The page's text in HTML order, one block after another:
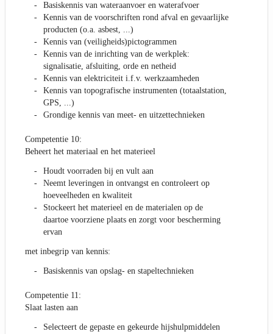
Basiskennis van wateraanvoer en waterafvoer
Kennis van de voorschriften rond afval en gevaarlijke
producten (o.a. asbest, ...)
Kennis van (veiligheids)pictogrammen
Kennis van de inrichting van de werkplek:
signalisatie, afsluiting, orde en netheid
Kennis van elektriciteit i.f.v. werkzaamheden
Kennis van topografische instrumenten (totaalstation,
GPS, ...)
Grondige kennis van meet- en uitzettechnieken
Competentie 10:
Beheert het materiaal en het materieel
Houdt voorraden bij en vult aan
Neemt leveringen in ontvangst en controleert op
hoeveelheden en kwaliteit
Stockeert het materieel en de materialen op de
daartoe voorziene plaats en zorgt voor bescherming
ervan
met inbegrip van kennis:
Basiskennis van opslag- en stapeltechnieken
Competentie 11:
Slaat lasten aan
Selecteert de gepaste en gekeurde hijshulpmiddelen